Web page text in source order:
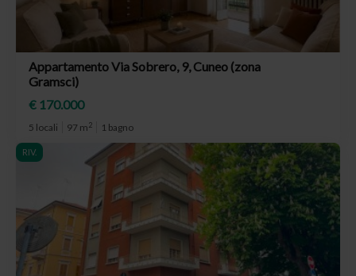
Appartamento Via Sobrero, 9, Cuneo (zona
Gramsci)
€ 170.000
5 locali 97 m2 1 bagno
RIV.